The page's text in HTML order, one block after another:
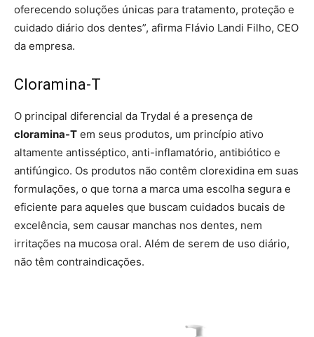
oferecendo soluções únicas para tratamento, proteção e
cuidado diário dos dentes”, afirma Flávio Landi Filho, CEO
da empresa.
Cloramina-T
O principal diferencial da Trydal é a presença de
cloramina-T em seus produtos, um princípio ativo
altamente antisséptico, anti-inflamatório, antibiótico e
antifúngico. Os produtos não contêm clorexidina em suas
formulações, o que torna a marca uma escolha segura e
eficiente para aqueles que buscam cuidados bucais de
excelência, sem causar manchas nos dentes, nem
irritações na mucosa oral. Além de serem de uso diário,
não têm contraindicações.